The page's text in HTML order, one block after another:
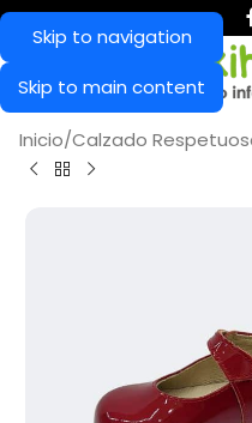
Skip to navigation
Skip to main content
Inicio/Calzado